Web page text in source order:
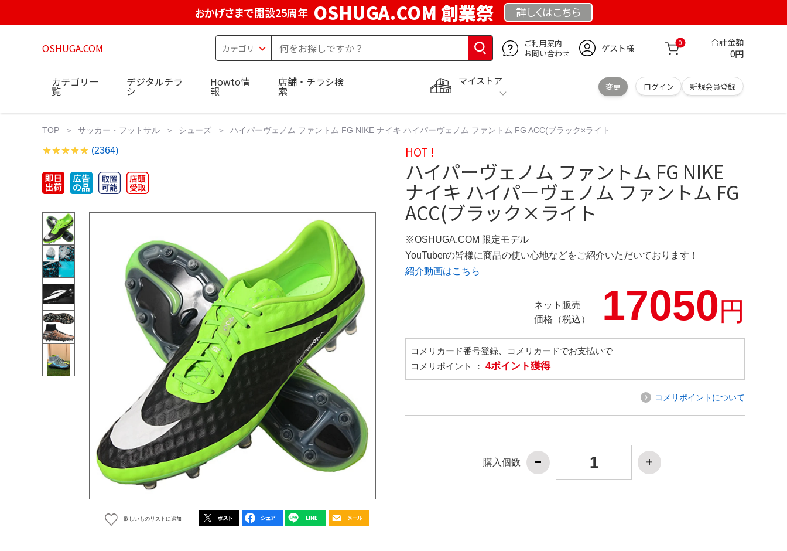
おかげさまで開設25周年 OSHUGA.COM 創業祭 詳しくはこちら
OSHUGA.COM
ご利用案内
お問い合わせ
ゲスト様 0 合計金額
0円
マイストア
変更 ログイン 新規会員登録
カテゴリ一
覧
デジタルチラ
シ
Howto情
報
店舗・チラシ検
索
TOP サッカー・フットサル シューズ ハイパーヴェノム ファントム FG NIKE ナイキ ハイパーヴェノム ファントム FG ACC(ブラック×ライト
(2364)
欲しいものリストに追加
HOT !
ハイパーヴェノム ファントム FG NIKE
ナイキ ハイパーヴェノム ファントム FG
ACC(ブラック×ライト
※OSHUGA.COM 限定モデル
YouTuberの皆様に商品の使い心地などをご紹介いただいております！
紹介動画はこちら
ネット販売
価格（税込）
17050円
コメリカード番号登録、コメリカードでお支払いで
コメリポイント ： 4ポイント獲得
コメリポイントについて
購入個数